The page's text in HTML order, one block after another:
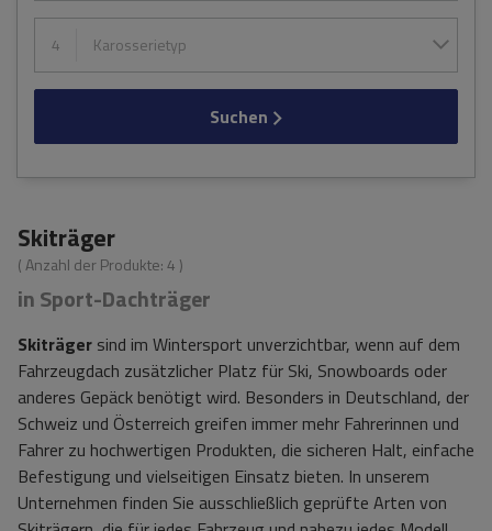
4 Karosserietyp
Suchen
Skiträger
( Anzahl der Produkte:4 )
in Sport-Dachträger
Skiträger sind im Wintersport unverzichtbar, wenn auf dem
Fahrzeugdach zusätzlicher Platz für Ski, Snowboards oder
anderes Gepäck benötigt wird. Besonders in Deutschland, der
Schweiz und Österreich greifen immer mehr Fahrerinnen und
Fahrer zu hochwertigen Produkten, die sicheren Halt, einfache
Befestigung und vielseitigen Einsatz bieten. In unserem
Unternehmen finden Sie ausschließlich geprüfte Arten von